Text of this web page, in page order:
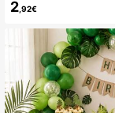
o redondo vintage,
cuencos de batidos y
uede usar para
chara de cáscara de
para la temporada de
es
2 ,92€